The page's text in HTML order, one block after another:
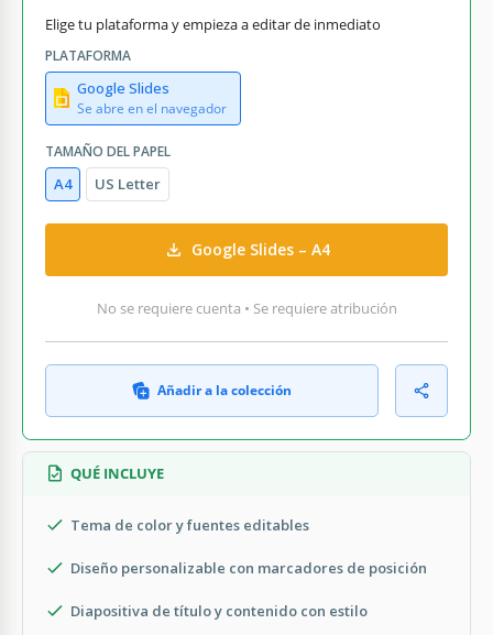
Elige tu plataforma y empieza a editar de inmediato
PLATAFORMA
Google Slides
Se abre en el navegador
TAMAÑO DEL PAPEL
A4 US Letter
Google Slides – A4
No se requiere cuenta • Se requiere atribución
Añadir a la colección
QUÉ INCLUYE
Tema de color y fuentes editables
Diseño personalizable con marcadores de posición
Diapositiva de título y contenido con estilo